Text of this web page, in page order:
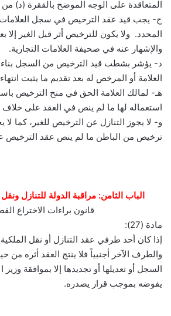
المتعاقدة على الوجه الموضح بالفقرة (د) من
ج- يجب قيد عقد الترخيص في سجل
المحدد. ولا يكون للترخيص أثر قبل الغير
والإشهار عنه في صحيفة العلامات التجارية.
د- يؤشر بشطب قيد الترخيص من السجل
العلامة أو المرخص له بعد تقديم ما يثبت
هـ- لمالك العلامة الحق في منح الترخيص
استعماله لها ما لم ينص في العقد على
و- لا يجوز التنازل عن الترخيص للغير، كما
ترخيص من الباطن ما لم ينص عقد الترخيص
الباب الثامن: مراقبة الدولة للتنازل
قانون براءات الاختراع
مادة (27):
إذا كان أحد طرفي عقد التنازل أو نقل
والطرف الآخر أجنبياً فلا ينتج العقد أثره من
السجل أو تعديلها أو تجديدها إلا بموافقة وزير
يفوضه بموجب قرار يصدره.